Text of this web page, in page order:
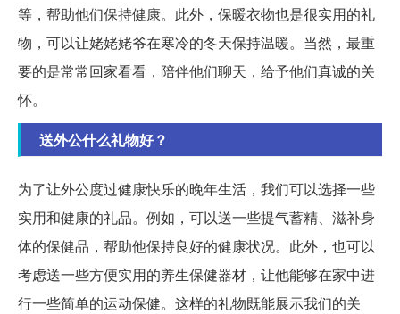
等，帮助他们保持健康。此外，保暖衣物也是很实用的礼
物，可以让姥姥姥爷在寒冷的冬天保持温暖。当然，最重
要的是常常回家看看，陪伴他们聊天，给予他们真诚的关
怀。
送外公什么礼物好？
为了让外公度过健康快乐的晚年生活，我们可以选择一些
实用和健康的礼品。例如，可以送一些提气蓄精、滋补身
体的保健品，帮助他保持良好的健康状况。此外，也可以
考虑送一些方便实用的养生保健器材，让他能够在家中进
行一些简单的运动保健。这样的礼物既能展示我们的关